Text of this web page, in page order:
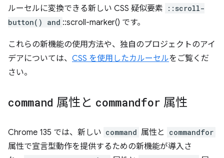
ルーセルに変換できる新しい CSS 疑似要素
::scroll-
button() and ::scroll-marker() です。
これらの新機能の使用方法や、独自のプロジェクトのアイ
デアについては、 CSS を使用したカルーセルをご覧くだ
さい。
command 属性と commandfor 属性
Chrome 135 では、新しい command 属性と commandfor
属性で宣言型動作を提供するための新機能が導入さ